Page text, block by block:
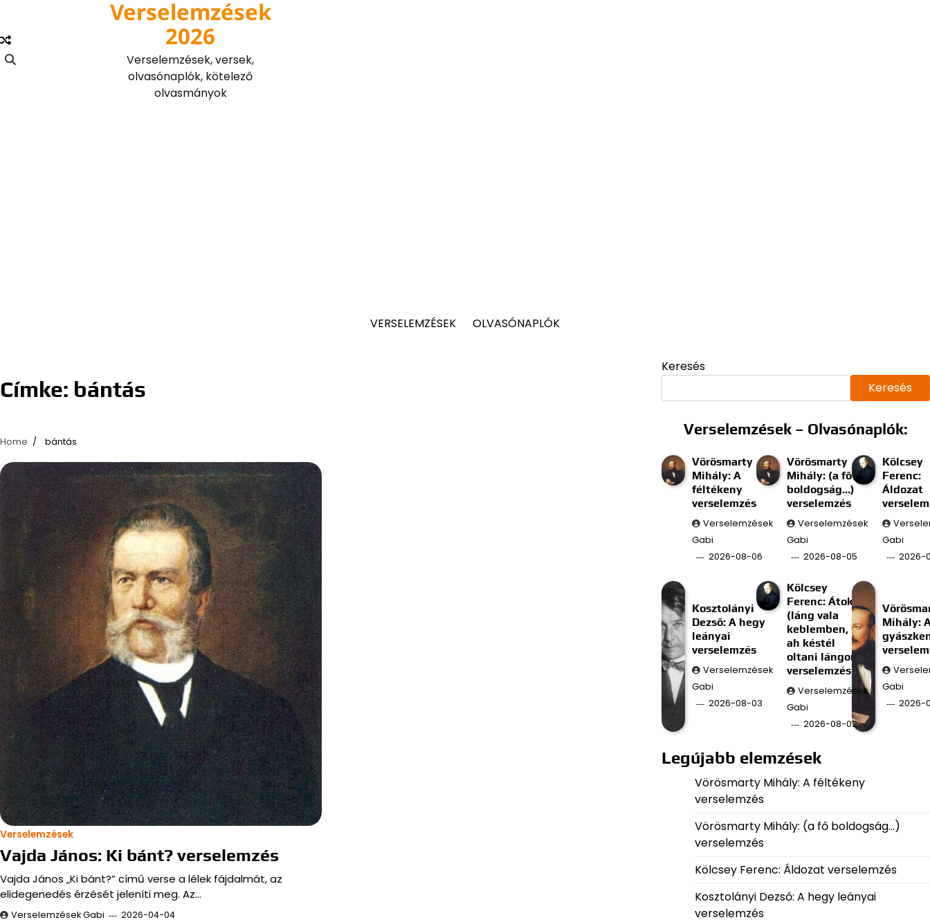
content
Verselemzések
2026
Verselemzések, versek,
olvasónaplók, kötelező
olvasmányok
VERSELEMZÉSEK OLVASÓNAPLÓK
Címke: bántás
Home bántás
Verselemzések
Vajda János: Ki bánt? verselemzés
Vajda János „Ki bánt?” című verse a lélek fájdalmát, az
elidegenedés érzését jeleníti meg. Az…
Verselemzések Gabi 2026-04-04
Keresés
Keresés
Verselemzések – Olvasónaplók:
Vörösmarty
Mihály: A
féltékeny
verselemzés
Verselemzések
Gabi
2026-08-06
Vörösmarty
Mihály: (a fő
boldogság…)
verselemzés
Verselemzések
Gabi
2026-08-05
Kölcsey
Ferenc:
Áldozat
Gabi
2026-
Kosztolányi
Dezső: A hegy
leányai
verselemzés
Verselemzések
Gabi
2026-08-03
Kölcsey
Ferenc: Átok
(láng vala
keblemben, s
ah késtél
oltani lángom;)
verselemzés
Verselemzések
Gabi
2026-08-02
Mihály:
Gabi
2026-
Legújabb elemzések
Vörösmarty Mihály: A féltékeny
verselemzés
Vörösmarty Mihály: (a fő boldogság…)
verselemzés
Kölcsey Ferenc: Áldozat verselemzés
Kosztolányi Dezső: A hegy leányai
verselemzés